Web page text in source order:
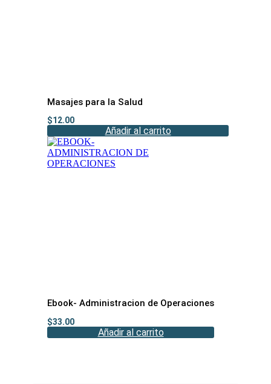
Masajes para la Salud
$12.00
Añadir al carrito
Ebook- Administracion de Operaciones
$33.00
Añadir al carrito